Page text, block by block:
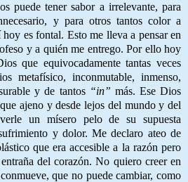
puede tener sabor a irrelevante, para
y para otros tantos color a
es fontal. Esto me lleva a pensar en
y a quién me entrego. Por ello hoy
que equivocadamente tantas veces
metafísico, inconmutable, inmenso,
y de tantos “in” más. Ese Dios
ajeno y desde lejos del mundo y del
un mísero pelo de su supuesta
y dolor. Me declaro ateo de
que era accesible a la razón pero
del corazón. No quiero creer en
que no puede cambiar, como